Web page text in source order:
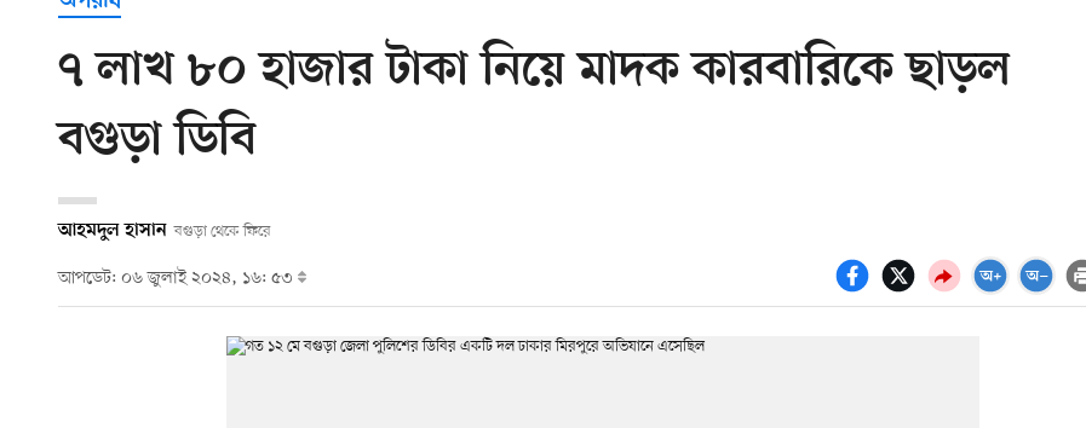
৭ লাখ ৮০ হাজার টাকা নিয়ে মাদক কারবারিকে ছাড়ল
বগুড়া ডিবি
আহমদুল হাসান বগুড়া থেকে ফিরে
আপডেট: ০৬ জুলাই ২০২৪, ১৬: ৫৩